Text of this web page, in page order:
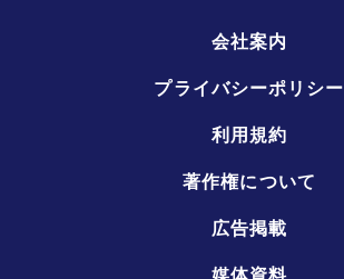
会社案内
プライバシーポリシー
利用規約
著作権について
広告掲載